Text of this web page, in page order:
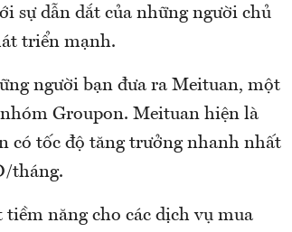
sự dẫn dắt của những người chủ
triển mạnh.
người bạn đưa ra Meituan, một
Groupon. Meituan hiện là
có tốc độ tăng trưởng nhanh nhất
tháng.
năng cho các dịch vụ mua